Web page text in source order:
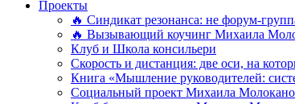
Проекты
🔥 Синдикат резонанса: не форум-
🔥 Вызывающий коучинг Михаила
Клуб и Школа консильери
Скорость и дистанция: две оси, на
Книга «Мышление руководителей:
Социальный проект Михаила